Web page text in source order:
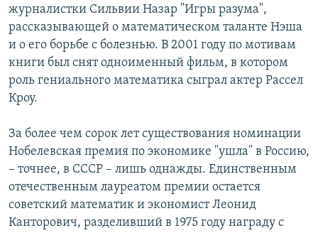
журналистки Сильвии Назар "Игры разума",
рассказывающей о математическом таланте Нэша
и о его борьбе с болезнью. В 2001 году по мотивам
книги был снят одноименный фильм, в котором
роль гениального математика сыграл актер Рассел
Кроу.
За более чем сорок лет существования номинации
Нобелевская премия по экономике "ушла" в Россию,
– точнее, в СССР – лишь однажды. Единственным
отечественным лауреатом премии остается
советский математик и экономист Леонид
Канторович, разделивший в 1975 году награду с